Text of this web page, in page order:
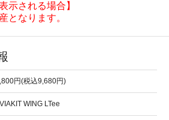
示される場合】
となります。
円(税込9,680円)
WING LTee